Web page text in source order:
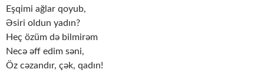
Eşqimi ağlar qoyub,
Əsiri oldun yadın?
Heç özüm də bilmirəm
Necə əff edim səni,
Öz cəzandır, çək, qadın!